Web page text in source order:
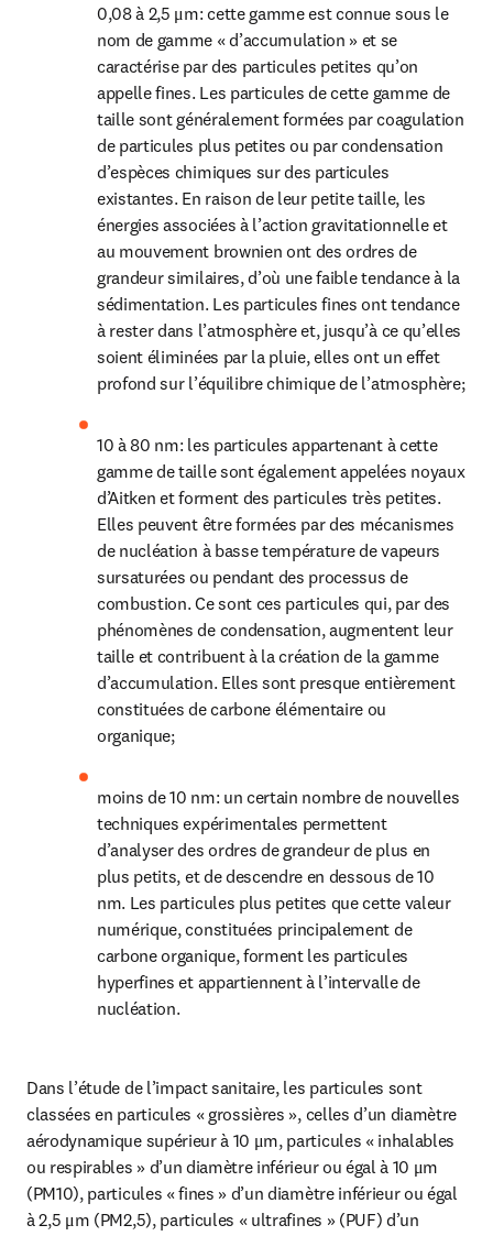
0,08 à 2,5 μm: cette gamme est connue sous le
nom de gamme « d’accumulation » et se
caractérise par des particules petites qu’on
appelle fines. Les particules de cette gamme de
taille sont généralement formées par coagulation
de particules plus petites ou par condensation
d’espèces chimiques sur des particules
existantes. En raison de leur petite taille, les
énergies associées à l’action gravitationnelle et
au mouvement brownien ont des ordres de
grandeur similaires, d’où une faible tendance à la
sédimentation. Les particules fines ont tendance
à rester dans l’atmosphère et, jusqu’à ce qu’elles
soient éliminées par la pluie, elles ont un effet
profond sur l’équilibre chimique de l’atmosphère;
10 à 80 nm: les particules appartenant à cette
gamme de taille sont également appelées noyaux
d’Aitken et forment des particules très petites.
Elles peuvent être formées par des mécanismes
de nucléation à basse température de vapeurs
sursaturées ou pendant des processus de
combustion. Ce sont ces particules qui, par des
phénomènes de condensation, augmentent leur
taille et contribuent à la création de la gamme
d’accumulation. Elles sont presque entièrement
constituées de carbone élémentaire ou
organique;
moins de 10 nm: un certain nombre de nouvelles
techniques expérimentales permettent
d’analyser des ordres de grandeur de plus en
plus petits, et de descendre en dessous de 10
nm. Les particules plus petites que cette valeur
numérique, constituées principalement de
carbone organique, forment les particules
hyperfines et appartiennent à l’intervalle de
nucléation.
Dans l’étude de l’impact sanitaire, les particules sont
classées en particules « grossières », celles d’un diamètre
aérodynamique supérieur à 10 μm, particules « inhalables
ou respirables » d’un diamètre inférieur ou égal à 10 μm
(PM10), particules « fines » d’un diamètre inférieur ou égal
à 2,5 μm (PM2,5), particules « ultrafines » (PUF) d’un